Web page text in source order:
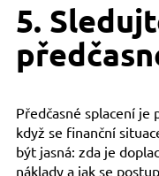
5.
Předčasné splacení
když se finanční
být jasná: zda je
náklady a jak se